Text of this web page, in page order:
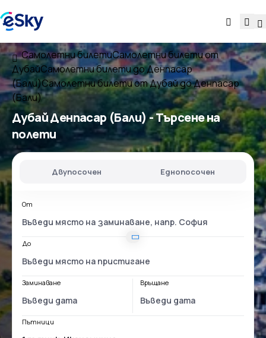
Самолетни билетиСамолетни билети от
ДубайСамолетни билети до Денпасар
(Бали)Самолетни билети от Дубай до Денпасар
(Бали)
Дубай Денпасар (Бали)- Търсене на
полети
Двупосочен Еднопосочен
От
До
Заминаване Връщане
Пътници